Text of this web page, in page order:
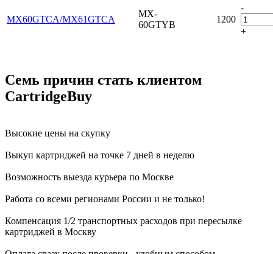
MX60GTCA/MX61GTCA
MX-
60GTYB
1200
-
+
Семь причин стать клиентом
CartridgeBuy
Высокие цены на скупку
Выкуп картриджей на точке 7 дней в неделю
Возможность выезда курьера по Москве
Работа со всеми регионами России и не только!
Компенсация 1/2 транспортных расходов при пересылке
картриджей в Москву